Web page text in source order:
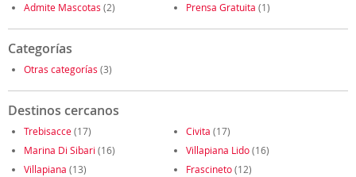
Admite Mascotas (2) Prensa Gratuita (1)
Categorías
Otras categorías (3)
Destinos cercanos
Trebisacce(17) Civita (17)
Marina Di Sibari (16) Villapiana Lido(16)
Villapiana (13) Frascineto(12)